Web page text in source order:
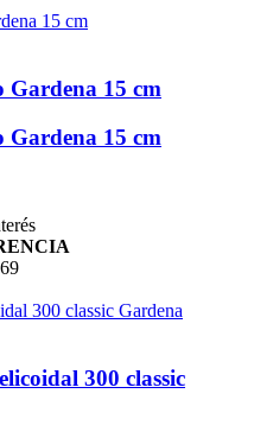
Gardena 15 cm
Gardena 15 cm
300 classic